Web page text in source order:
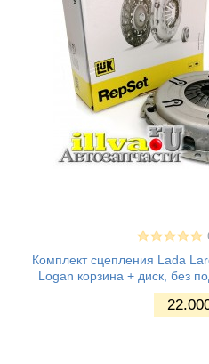
Комплект сцепления Lada
Logan корзина + диск, без